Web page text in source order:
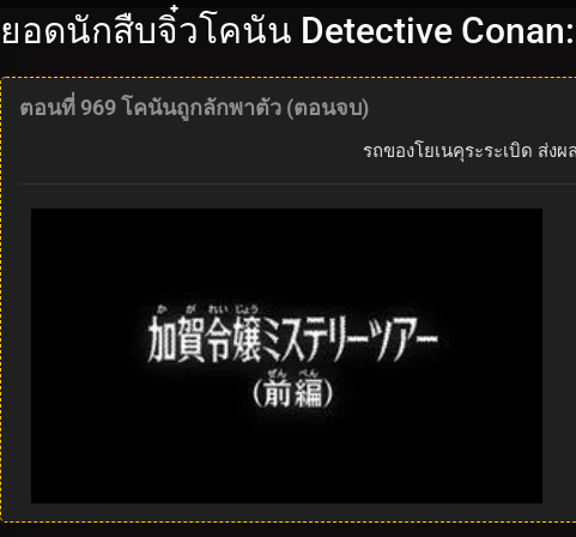
ยอดนักสืบจิ๋วโคนัน Detective
ตอนที่ 969 โคนันถูกลักพาตัว (ตอนจบ)
รถของโยเนคุระระเบิด ส่ง